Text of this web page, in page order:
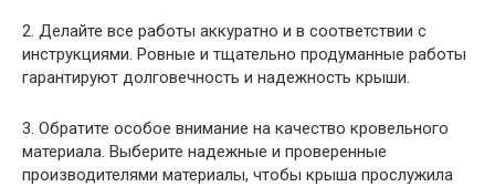
2. Делайте все работы аккуратно и в соответствии с
инструкциями. Ровные и тщательно продуманные работы
гарантируют долговечность и надежность крыши.
3. Обратите особое внимание на качество кровельного
материала. Выберите надежные и проверенные
производителями материалы, чтобы крыша прослужила